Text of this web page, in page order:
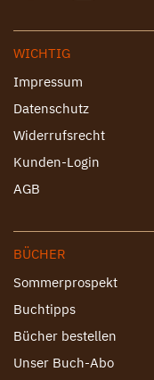
WICHTIG
Impressum
Datenschutz
Widerrufsrecht
Kunden-Login
AGB
BÜCHER
Sommerprospekt
Buchtipps
Bücher bestellen
Unser Buch-Abo